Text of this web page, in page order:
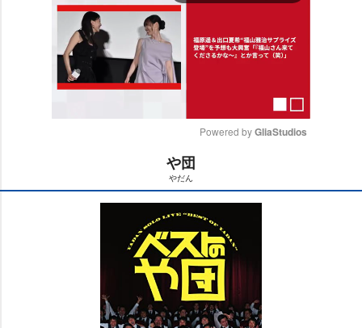
t
Powered by GliaStudios
団
だん